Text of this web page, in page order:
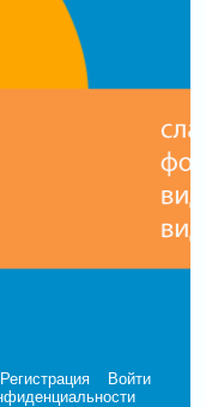
Регистрация
Войти